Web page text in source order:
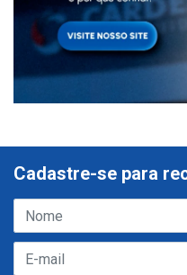
Cadastre-se para